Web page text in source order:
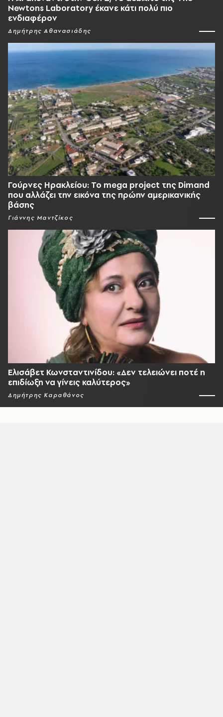
Newtons Laboratory έκανε κάτι πολύ πιο
ενδιαφέρον
Δημήτρης Αθανασιάδης
Γούρνες Ηρακλείου: To mega project της Dimand
που αλλάζει την εικόνα της πρώην αμερικανικής
βάσης
Γιάννης Μαντζίκος
Ελισάβετ Κωνσταντινίδου: «Δεν τελειώνει ποτέ η
επιδίωξη να γίνεις καλύτερος»
Δημήτρης Καραθάνος